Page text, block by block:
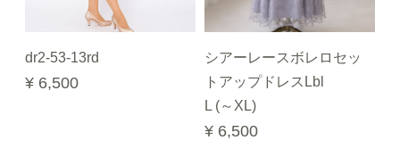
dr2-53-13rd
¥ 6,500
シアーレースボレロセッ
トアップドレスLbl
L (～XL)
¥ 6,500